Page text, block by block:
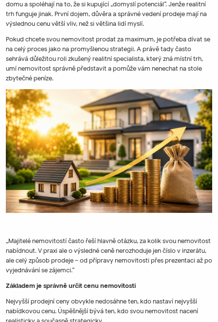
domu a spoléhají na to, že si kupující „domyslí potenciál“. Jenže realitní
trh funguje jinak. První dojem, důvěra a správné vedení prodeje mají na
výslednou cenu větší vliv, než si většina lidí myslí.
Pokud chcete svou nemovitost prodat za maximum, je potřeba dívat se
na celý proces jako na promyšlenou strategii. A právě tady často
sehrává důležitou roli zkušený realitní specialista, který zná místní trh,
umí nemovitost správně představit a pomůže vám nenechat na stole
zbytečné peníze.
„Majitelé nemovitostí často řeší hlavně otázku, za kolik svou nemovitost
nabídnout. V praxi ale o výsledné ceně nerozhoduje jen číslo v inzerátu,
ale celý způsob prodeje – od přípravy nemovitosti přes prezentaci až po
vyjednávání se zájemci.“
Základem je správně určit cenu nemovitosti
Nejvyšší prodejní ceny obvykle nedosáhne ten, kdo nastaví nejvyšší
nabídkovou cenu. Úspěšnější bývá ten, kdo svou nemovitost nacení